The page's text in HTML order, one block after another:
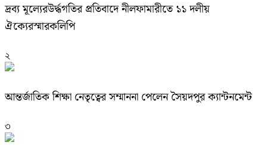
দ্রব্য মূল্যেরউর্দ্ধগতির প্রতিবাদে নীলফামারীতে ১১ দলীয়
ঐক্যেরস্মারকলিপি
২
আন্তর্জাতিক শিক্ষা নেতৃত্বের সম্মাননা পেলেন সৈয়দপুর ক্যান্টনমেন্ট
৩